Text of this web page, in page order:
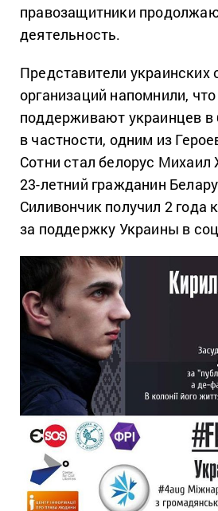
правозащитники
деятельность.
Представители
организаций напомнили,
поддерживают украинцев в
в частности, одним из
Сотни стал белорус Михаил
23-летний гражданин
Силивончик получил 2 года
за поддержку Украины в